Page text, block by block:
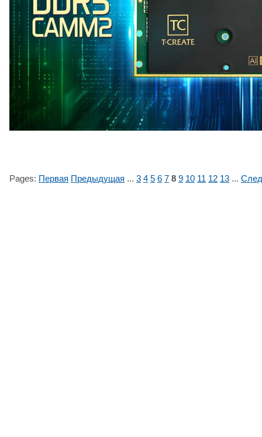
Pages: Первая Предыдущая ... 3 4 5 6 7 8 9 10 11 12 13 ...